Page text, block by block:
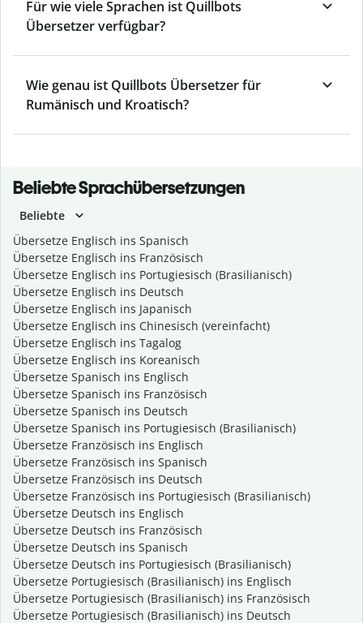
Für wie viele Sprachen ist Quillbots
Übersetzer verfügbar?
Wie genau ist Quillbots Übersetzer für
Rumänisch und Kroatisch?
Beliebte Sprachübersetzungen
Beliebte
Übersetze Englisch ins Spanisch
Übersetze Englisch ins Französisch
Übersetze Englisch ins Portugiesisch (Brasilianisch)
Übersetze Englisch ins Deutsch
Übersetze Englisch ins Japanisch
Übersetze Englisch ins Chinesisch (vereinfacht)
Übersetze Englisch ins Tagalog
Übersetze Englisch ins Koreanisch
Übersetze Spanisch ins Englisch
Übersetze Spanisch ins Französisch
Übersetze Spanisch ins Deutsch
Übersetze Spanisch ins Portugiesisch (Brasilianisch)
Übersetze Französisch ins Englisch
Übersetze Französisch ins Spanisch
Übersetze Französisch ins Deutsch
Übersetze Französisch ins Portugiesisch (Brasilianisch)
Übersetze Deutsch ins Englisch
Übersetze Deutsch ins Französisch
Übersetze Deutsch ins Spanisch
Übersetze Deutsch ins Portugiesisch (Brasilianisch)
Übersetze Portugiesisch (Brasilianisch) ins Englisch
Übersetze Portugiesisch (Brasilianisch) ins Französisch
Übersetze Portugiesisch (Brasilianisch) ins Deutsch